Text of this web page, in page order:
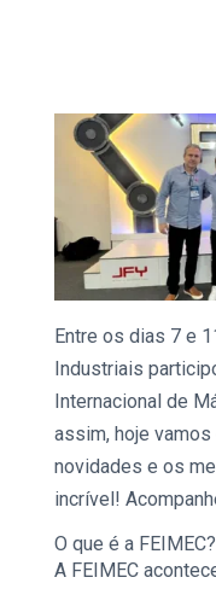
Entre os dias 7 e
Industriais
Internacional de
assim, hoje
novidades e os
incrível!
O que é a FEIMEC?
A FEIMEC